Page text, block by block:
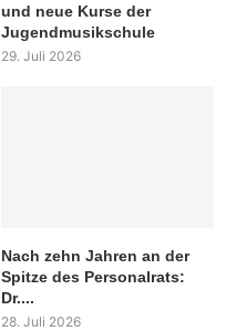
und neue Kurse der
Jugendmusikschule
29. Juli 2026
Nach zehn Jahren an der
Spitze des Personalrats:
Dr....
28. Juli 2026